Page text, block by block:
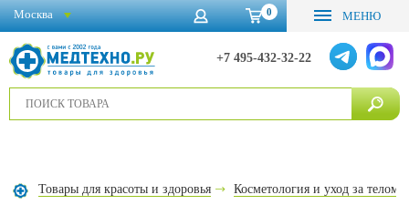
0 МЕНЮ
+7 495-432-32-22
Москва
Товары для красоты и здоровья Косметология и уход за телом